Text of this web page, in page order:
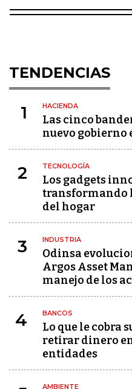
TENDENCIAS
1 HACIENDA
Las cinco
nuevo
2 TECNOLOGÍA
Los gadgets
transformando
del hogar
3 INDUSTRIA
Odinsa
Argos Asset
manejo de los
4 BANCOS
Lo que le cobra
retirar dinero
entidades
AMBIENTE